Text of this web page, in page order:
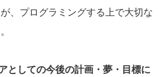
、プログラミングする上で大切な
としての今後の計画・夢・目標に